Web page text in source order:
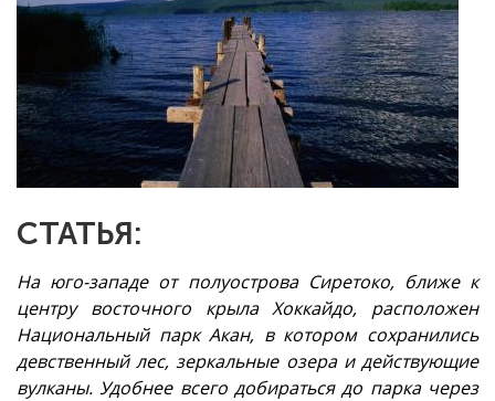
СТАТЬЯ:
На юго-западе от полуострова Сиретоко, ближе к
центру восточного крыла Хоккайдо, расположен
Национальный парк Акан, в котором сохранились
девственный лес, зеркальные озера и действующие
вулканы. Удобнее всего добираться до парка через